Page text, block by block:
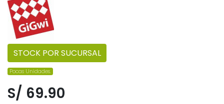
STOCK POR SUCURSAL
Pocas Unidades.
S/ 69.90